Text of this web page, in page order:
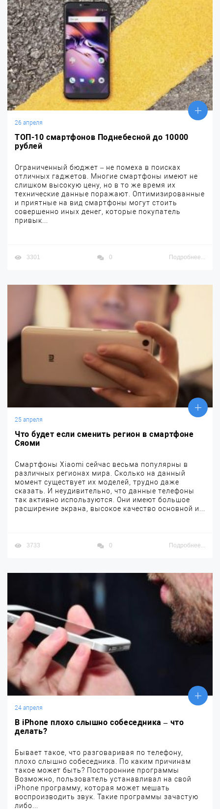
26 апреля
ТОП-10 смартфонов Поднебесной до 10000
рублей
Ограниченный бюджет – не помеха в поисках
отличных гаджетов. Многие смартфоны имеют не
слишком высокую цену, но в то же время их
технические данные поражают. Оптимизированные
и приятные на вид смартфоны могут стоить
совершенно иных денег, которые покупатель
привык...
3301 0 Подробнее...
25 апреля
Что будет если сменить регион в смартфоне
Сяоми
Смартфоны Xiaomi сейчас весьма популярны в
различных регионах мира. Сколько на данный
момент существует их моделей, трудно даже
сказать. И неудивительно, что данные телефоны
так активно используются. Они имеют большое
расширение экрана, высокое качество основной и...
3733 0 Подробнее...
24 апреля
В iPhone плохо слышно собеседника – что
делать?
Бывает такое, что разговаривая по телефону,
плохо слышно собеседника. По каким причинам
такое может быть? Посторонние программы
Возможно, пользователь устанавливал на свой
iPhone программу, которая может мешать
воспроизводить звук. Такие программы зачастую
либо...